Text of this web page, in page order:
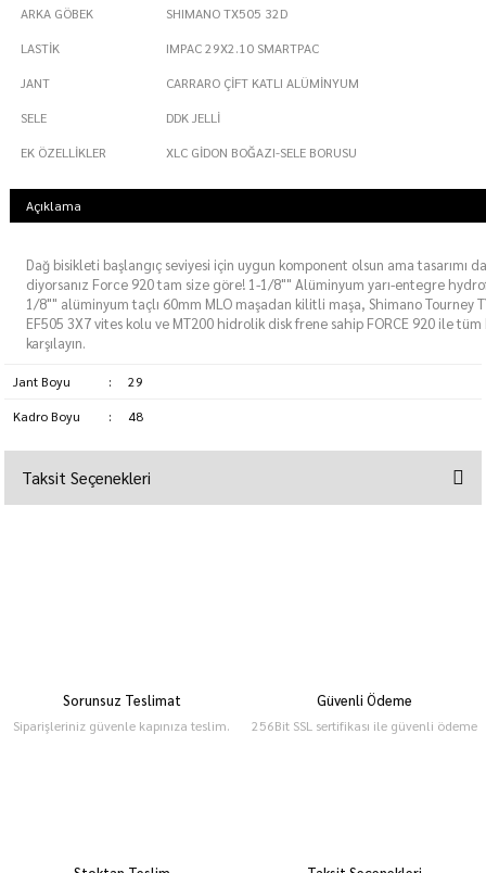
ARKA GÖBEK
SHIMANO TX505 32D
LASTİK
IMPAC 29X2.10 SMARTPAC
JANT
CARRARO ÇİFT KATLI ALÜMİNYUM
SELE
DDK JELLİ
EK ÖZELLİKLER
XLC GİDON BOĞAZI-SELE BORUSU
Açıklama
Dağ bisikleti başlangıç seviyesi için uygun komponent olsun ama tasarımı
diyorsanız Force 920 tam size göre! 1-1/8"" Alüminyum yarı-entegre
1/8"" alüminyum taçlı 60mm MLO maşadan kilitli maşa, Shimano Tourney
EF505 3X7 vites kolu ve MT200 hidrolik disk frene sahip FORCE 920 ile
karşılayın.
Jant Boyu :
29
Kadro Boyu
: 48
Taksit Seçenekleri
Sorunsuz Teslimat
Siparişleriniz güvenle kapınıza teslim.
Güvenli Ödeme
256Bit SSL sertifikası ile güvenli ödeme